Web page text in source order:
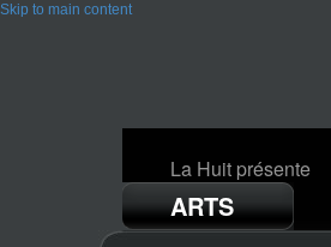
Skip to main content
La Huit présente
ARTS